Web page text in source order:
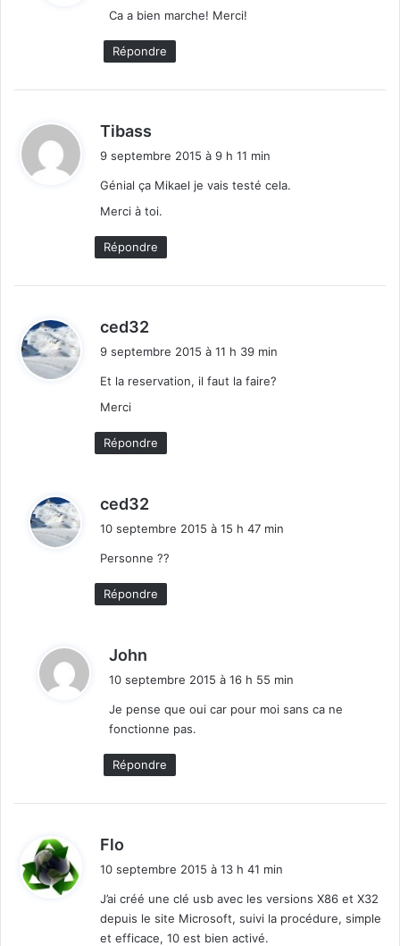
Ca a bien marche! Merci!
Répondre
Tibass
:
9 septembre 2015 à 9 h 11 min
Génial ça Mikael je vais testé cela.
Merci à toi.
Répondre
ced32
9 septembre 2015 à 11 h 39 min
Et la reservation, il faut la faire?
Merci
Répondre
ced32
:
10 septembre 2015 à 15 h 47 min
Personne ??
Répondre
John
:
10 septembre 2015 à 16 h 55 min
Je pense que oui car pour moi sans ca ne
fonctionne pas.
Répondre
Flo
:
10 septembre 2015 à 13 h 41 min
J’ai créé une clé usb avec les versions X86 et X32
depuis le site Microsoft, suivi la procédure, simple
et efficace, 10 est bien activé.